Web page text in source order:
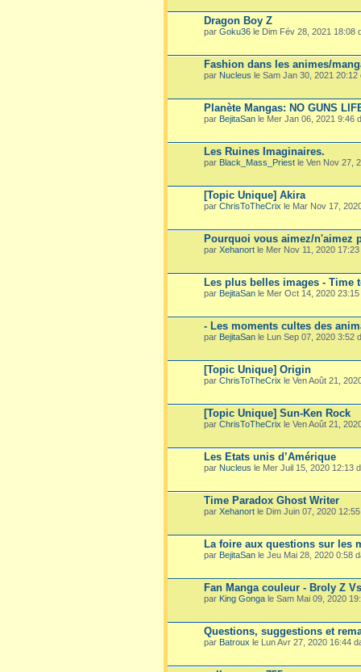
Dragon Boy Z
par Goku36 le Dim Fév 28, 2021 18:08
Fashion dans les animes/
par Nucleus le Sam Jan 30, 2021
Planète Mangas: NO GUNS
par BejitaSan le Mer Jan 06, 2021 9:46
Les Ruines Imaginaires.
par Black_Mass_Priest le Ven Nov 27,
[Topic Unique] Akira
par ChrisToTheCrix le Mar Nov 17,
Pourquoi vous aimez/n'aimez
par Xehanort le Mer Nov 11, 2020
Les plus belles images - Time
par BejitaSan le Mer Oct 14, 2020
- Les moments cultes des
par BejitaSan le Lun Sep 07, 2020 3:52
[Topic Unique] Origin
par ChrisToTheCrix le Ven Août 21,
[Topic Unique] Sun-Ken Rock
par ChrisToTheCrix le Ven Août 21,
Les Etats unis d’Amérique
par Nucleus le Mer Juil 15, 2020 12:13
Time Paradox Ghost Writer
par Xehanort le Dim Juin 07, 2020
La foire aux questions sur les
par BejitaSan le Jeu Mai 28, 2020 0:58
Fan Manga couleur - Broly Z
par King Gonga le Sam Mai 09, 2020
Questions, suggestions et
par Batroux le Lun Avr 27, 2020 16:44